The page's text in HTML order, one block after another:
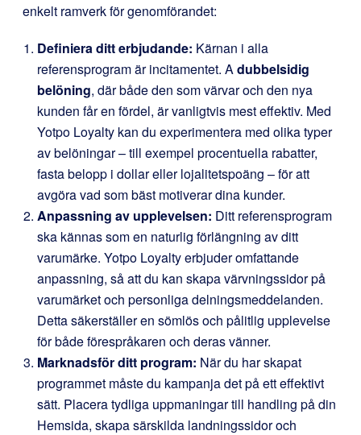
enkelt ramverk för genomförandet:
Definiera ditt erbjudande: Kärnan i alla
referensprogram är incitamentet. A dubbelsidig
belöning, där både den som värvar och den nya
kunden får en fördel, är vanligtvis mest effektiv. Med
Yotpo Loyalty kan du experimentera med olika typer
av belöningar – till exempel procentuella rabatter,
fasta belopp i dollar eller lojalitetspoäng – för att
avgöra vad som bäst motiverar dina kunder.
Anpassning av upplevelsen: Ditt referensprogram
ska kännas som en naturlig förlängning av ditt
varumärke. Yotpo Loyalty erbjuder omfattande
anpassning, så att du kan skapa värvningssidor på
varumärket och personliga delningsmeddelanden.
Detta säkerställer en sömlös och pålitlig upplevelse
för både förespråkaren och deras vänner.
Marknadsför ditt program: När du har skapat
programmet måste du kampanja det på ett effektivt
sätt. Placera tydliga uppmaningar till handling på din
Hemsida, skapa särskilda landningssidor och